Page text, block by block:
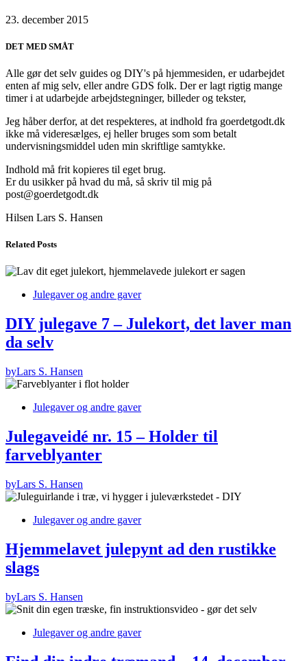
23. december 2015
DET MED SMÅT
Alle gør det selv guides og DIY's på hjemmesiden, er udarbejdet
enten af mig selv, eller andre GDS folk. Der er lagt rigtig mange
timer i at udarbejde arbejdstegninger, billeder og tekster,
Jeg håber derfor, at det respekteres, at indhold fra goerdetgodt.dk
ikke må videresælges, ej heller bruges som som betalt
undervisningsmiddel uden min skriftlige samtykke.
Indhold må frit kopieres til eget brug.
Er du usikker på hvad du må, så skriv til mig på
post@goerdetgodt.dk
Hilsen Lars S. Hansen
Related Posts
Julegaver og andre gaver
DIY julegave 7 – Julekort, det laver man
da selv
byLars S. Hansen
Julegaver og andre gaver
Julegaveidé nr. 15 – Holder til
farveblyanter
byLars S. Hansen
Julegaver og andre gaver
Hjemmelavet julepynt ad den rustikke
slags
byLars S. Hansen
Julegaver og andre gaver